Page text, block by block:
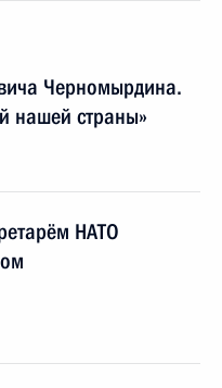
Черномырдина.
нашей страны»
НАТО